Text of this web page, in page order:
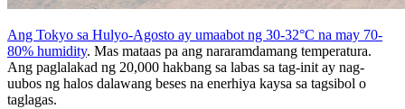
Ang Tokyo sa Hulyo-Agosto ay umaabot ng 30-32°C na may 70-
80% humidity. Mas mataas pa ang nararamdamang temperatura.
Ang paglalakad ng 20,000 hakbang sa labas sa tag-init ay nag-
uubos ng halos dalawang beses na enerhiya kaysa sa tagsibol o
taglagas.